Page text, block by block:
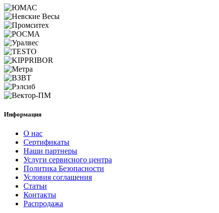
Информация
О нас
Сертификаты
Наши партнеры
Услуги сервисного центра
Политика Безопасности
Условия соглашения
Статьи
Контакты
Распродажа